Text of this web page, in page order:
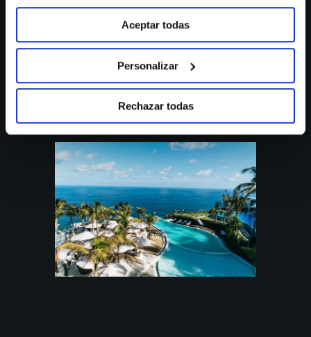
geográfica e identificar su dispositivo. Obtenga más
información sobre cómo se procesan sus datos
personales y establezca sus preferencias en la sección
de Personalizar. Puede cambiar o retirar su
Configuración de cookies. Para más información revise
Política de cookies
Aceptar todas
Personalizar
Rechazar todas
Ver caso de éxito